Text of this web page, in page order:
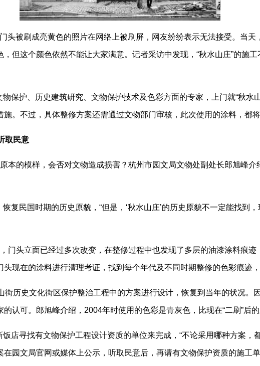
头被刷成亮黄色的照片在网络上被刷屏，网友纷纷表示无法接受。当天
但这个颜色依然不能让大家满意。记者采访中发现，“秋水山庄”的施工
保护、历史建筑研究、文物保护技术及色彩方面的专家，上门就“秋水
。不过，具体整修方案还需通过文物部门审核，此次使用的涂料，都
取民意
本的模样，会否对文物造成损害？杭州市园文局文物处副处长郎旭峰介
复民国时期的历史原貌，“但是，‘秋水山庄’的历史原貌不一定能找到
门头立面已经过多次改变，在整修过程中也发现了多层的油漆涂料痕迹
现在的涂料进行清理考证，找到每个年代及不同时期整修的色彩痕迹，
街历史文化街区保护整治工程中的方案进行设计，恢复到当年的状况。
认可。郎旭峰介绍，2004年时使用的色彩是青灰色，比现在“二刷”后的
店寻找有文物保护工程设计资质的单位来完成，“不论采用哪种方案，
园文局官网或媒体上公示，听取民意后，再请有文物保护资质的施工